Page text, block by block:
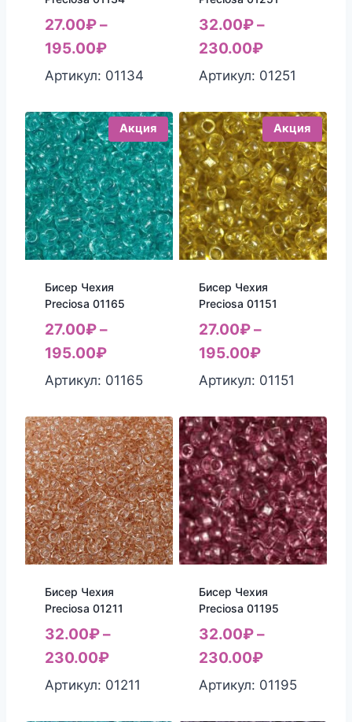
27.00₽–
195.00₽
Артикул: 01134
32.00₽–
230.00₽
Артикул: 01251
Акция
Бисер Чехия
Preciosa 01165
27.00₽–
195.00₽
Артикул: 01165
Акция
Бисер Чехия
Preciosa 01151
27.00₽–
195.00₽
Артикул: 01151
Бисер Чехия
Preciosa 01211
32.00₽–
230.00₽
Артикул: 01211
Бисер Чехия
Preciosa 01195
32.00₽–
230.00₽
Артикул: 01195